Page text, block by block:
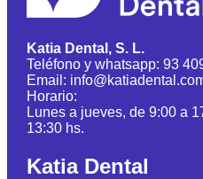
Katia Dental, S. L.
Teléfono y whatsapp: 93
Email:
Horario:
Lunes a jueves, de 9:00 a
13:30 hs.
Katia Dental